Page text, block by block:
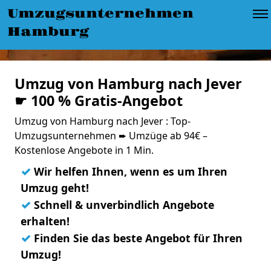
Umzugsunternehmen
Hamburg
Umzug von Hamburg nach Jever
☛ 100 % Gratis-Angebot
Umzug von Hamburg nach Jever : Top-
Umzugsunternehmen ➨ Umzüge ab 94€ –
Kostenlose Angebote in 1 Min.
✓ Wir helfen Ihnen, wenn es um Ihren
Umzug geht!
✓ Schnell & unverbindlich Angebote
erhalten!
✓ Finden Sie das beste Angebot für Ihren
Umzug!